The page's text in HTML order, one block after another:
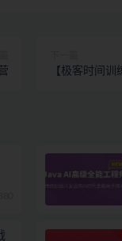
【极客时间